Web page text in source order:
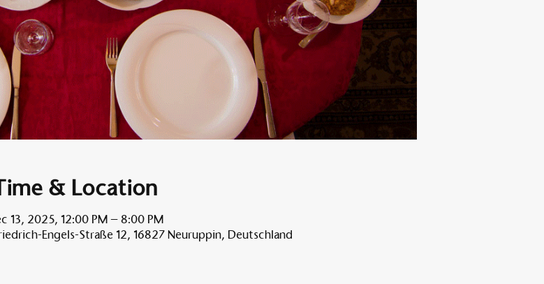
& Location
13, 2025, 12:00 PM – 8:00 PM
Engels-Straße 12, 16827 Neuruppin, Deutschland